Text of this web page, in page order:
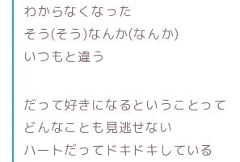
わからなくなった
そう(そう)なんか(なんか)
いつもと違う
だって好きになるということって
どんなことも見逃せない
ハートだってドキドキしている